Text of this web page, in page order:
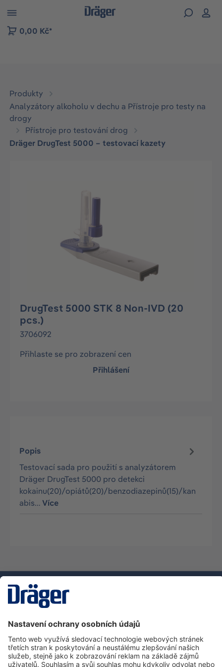
to B2B platform navigation
0,00 Kč*
Produkty
Analyzátory alkoholu v dechu a Přístroje pro testy na
drogy
Přístroje pro testování drog
Dräger DrugTest 5000 – testovací kazety
DrugTest 5000 STK 8 Non-IVD (20
pcs.)
3706092
Přihlaste se pro zobrazení cen
Přihlášení
Popis
Testovací sada pro použití s analyzátorem
Dräger DrugTest 5000 pro detekci
kokainu(20)/opiátů(20)/benzodiazepinů(15)/kan
abis…Více
Zákaznická infolinka
O společnosti Dräger